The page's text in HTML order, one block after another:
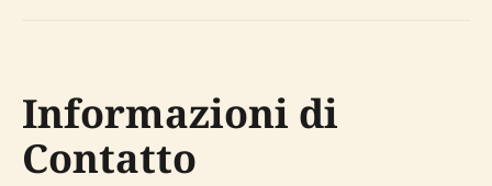
Informazioni di
Contatto